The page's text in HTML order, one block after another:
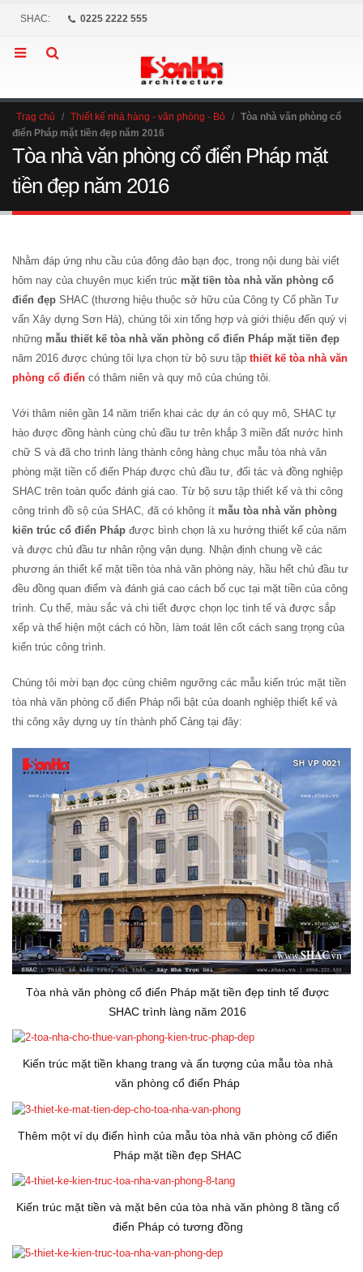
SHAC: 0225 2222 555
Trag chủ / Thiết kế nhà hàng - văn phòng - Bỏ / Tòa nhà văn phòng cổ
điển Pháp mặt tiền đẹp năm 2016
Tòa nhà văn phòng cổ điển Pháp mặt
tiền đẹp năm 2016
Nhằm đáp ứng nhu cầu của đông đảo bạn đọc, trong nội dung bài viết
hôm nay của chuyên mục kiến trúc mặt tiền tòa nhà văn phòng cổ
điển đẹp SHAC (thương hiệu thuộc sở hữu của Công ty Cổ phần Tư
vấn Xây dựng Sơn Hà), chúng tôi xin tổng hợp và giới thiệu đến quý vị
những mẫu thiết kế tòa nhà văn phòng cổ điển Pháp mặt tiền đẹp
năm 2016 được chúng tôi lựa chọn từ bộ sưu tập thiết kế tòa nhà văn
phòng cổ điển có thâm niên và quy mô của chúng tôi.
Với thâm niên gần 14 năm triển khai các dự án có quy mô, SHAC tự
hào được đồng hành cùng chủ đầu tư trên khắp 3 miền đất nước hình
chữ S và đã cho trình làng thành công hàng chục mẫu tòa nhà văn
phòng mặt tiền cổ điển Pháp được chủ đầu tư, đối tác và đồng nghiệp
SHAC trên toàn quốc đánh giá cao. Từ bộ sưu tập thiết kế và thi công
công trình đồ sộ của SHAC, đã có không ít mẫu tòa nhà văn phòng
kiến trúc cổ điển Pháp được bình chọn là xu hướng thiết kế của năm
và được chủ đầu tư nhân rộng vận dụng. Nhận định chung về các
phương án thiết kế mặt tiền tòa nhà văn phòng này, hầu hết chủ đầu tư
đều đồng quan điểm và đánh giá cao cách bố cục tại mặt tiền của công
trình. Cụ thể, màu sắc và chi tiết được chọn lọc tinh tế và được sắp
xếp và thể hiện một cách có hồn, làm toát lên cốt cách sang trọng của
kiến trúc công trình.
Chúng tôi mời bạn đọc cùng chiêm ngưỡng các mẫu kiến trúc mặt tiền
tòa nhà văn phòng cổ điển Pháp nổi bật của doanh nghiệp thiết kế và
thi công xây dựng uy tín thành phố Cảng tại đây:
Tòa nhà văn phòng cổ điển Pháp mặt tiền đẹp tinh tế được
SHAC trình làng năm 2016
Kiến trúc mặt tiền khang trang và ấn tượng của mẫu tòa nhà
văn phòng cổ điển Pháp
Thêm một ví dụ điển hình của mẫu tòa nhà văn phòng cổ điển
Pháp mặt tiền đẹp SHAC
Kiến trúc mặt tiền và mặt bên của tòa nhà văn phòng 8 tầng cổ
điển Pháp có tương đồng